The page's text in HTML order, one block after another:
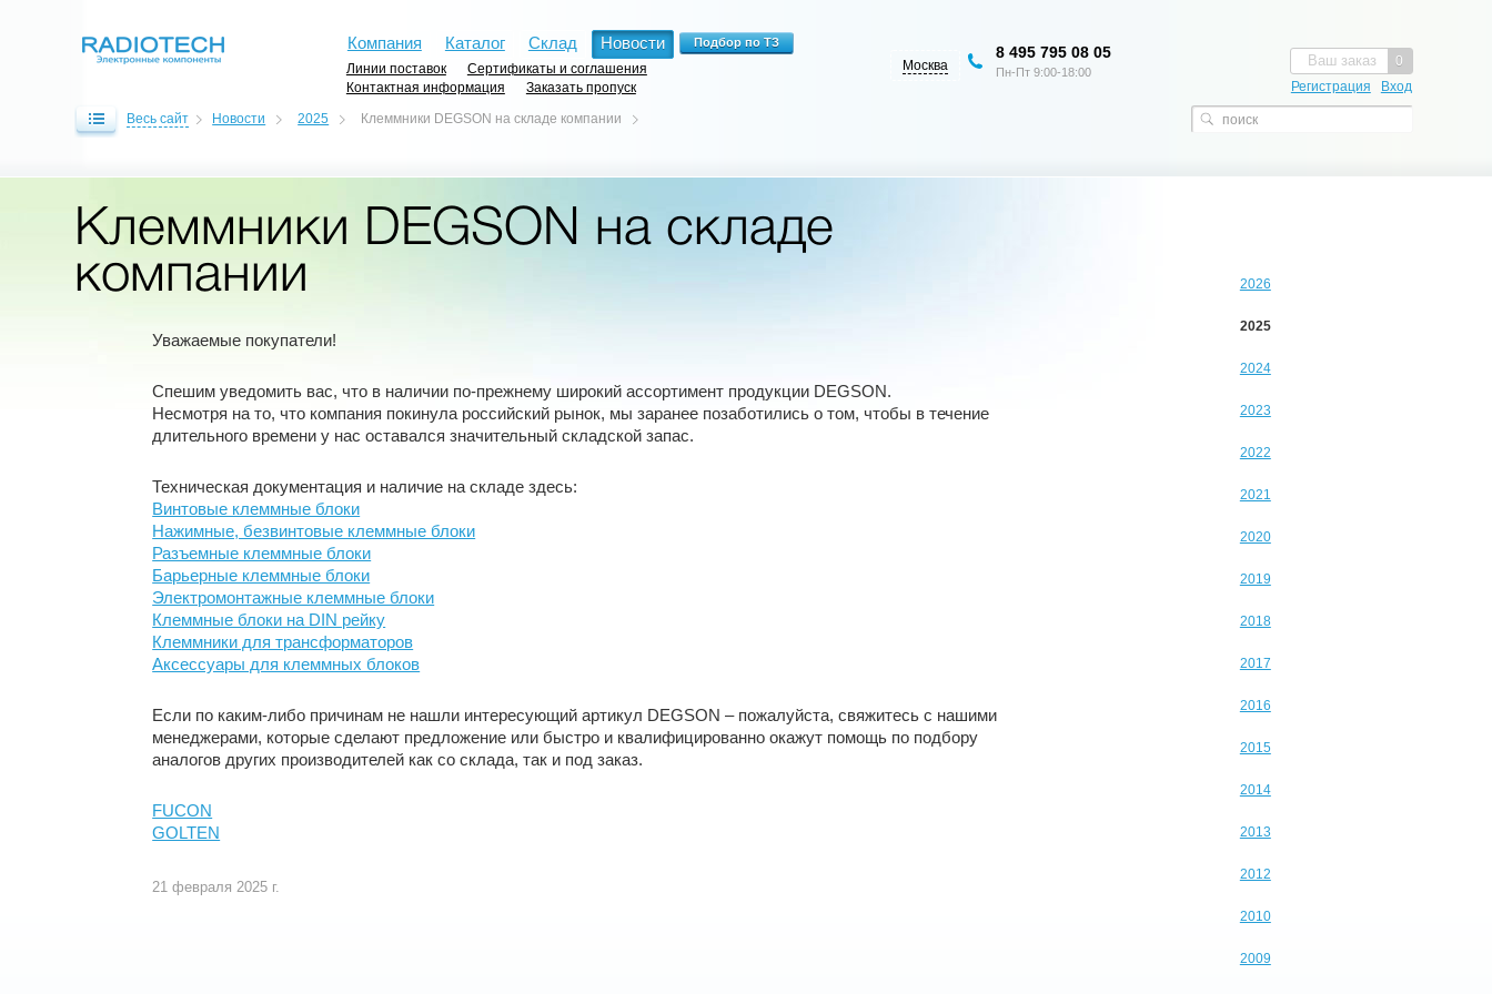
Компания Каталог Склад Новости
Линии поставок
Сертификаты и соглашения
Контактная информация
Заказать пропуск
0
Ваш заказ
Регистрация Вход
Москва
8 495 795 08 05
Пн-Пт 9:00-18:00
Весь сайт Новости 2025 Клеммники DEGSON на складе компании
Клеммники DEGSON на складе
компании
Уважаемые покупатели!
Спешим уведомить вас, что в наличии по-прежнему широкий ассортимент продукции DEGSON.
Несмотря на то, что компания покинула российский рынок, мы заранее позаботились о том, чтобы в течение
длительного времени у нас оставался значительный складской запас.
Техническая документация и наличие на складе здесь:
Винтовые клеммные блоки
Нажимные, безвинтовые клеммные блоки
Разъемные клеммные блоки
Барьерные клеммные блоки
Электромонтажные клеммные блоки
Клеммные блоки на DIN рейку
Клеммники для трансформаторов
Аксессуары для клеммных блоков
Если по каким-либо причинам не нашли интересующий артикул DEGSON – пожалуйста, свяжитесь с нашими
менеджерами, которые сделают предложение или быстро и квалифицированно окажут помощь по подбору
аналогов других производителей как со склада, так и под заказ.
FUCON
GOLTEN
21 февраля 2025 г.
2026
2025
2024
2023
2022
2021
2020
2019
2018
2017
2016
2015
2014
2013
2012
2010
2009